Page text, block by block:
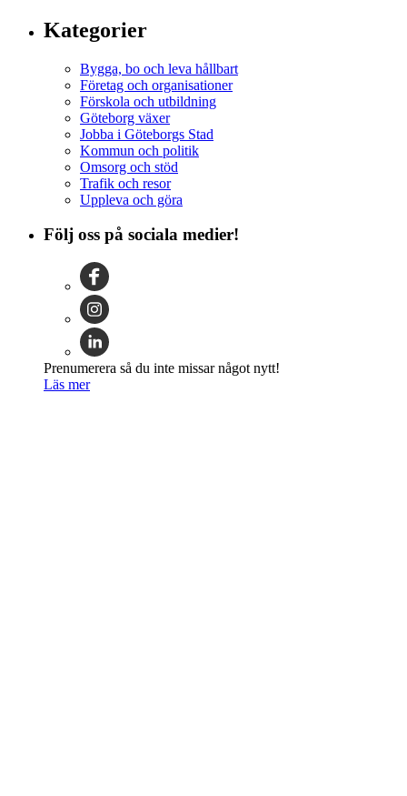
Kategorier
Bygga, bo och leva hållbart
Företag och organisationer
Förskola och utbildning
Göteborg växer
Jobba i Göteborgs Stad
Kommun och politik
Omsorg och stöd
Trafik och resor
Uppleva och göra
Följ oss på sociala medier!
Prenumerera så du inte missar något nytt!
Läs mer